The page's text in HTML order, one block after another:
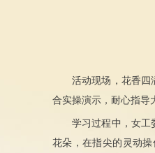
活动现场，花香四
合实操演示，耐心指导
学习过程中，女工
花朵，在指尖的灵动